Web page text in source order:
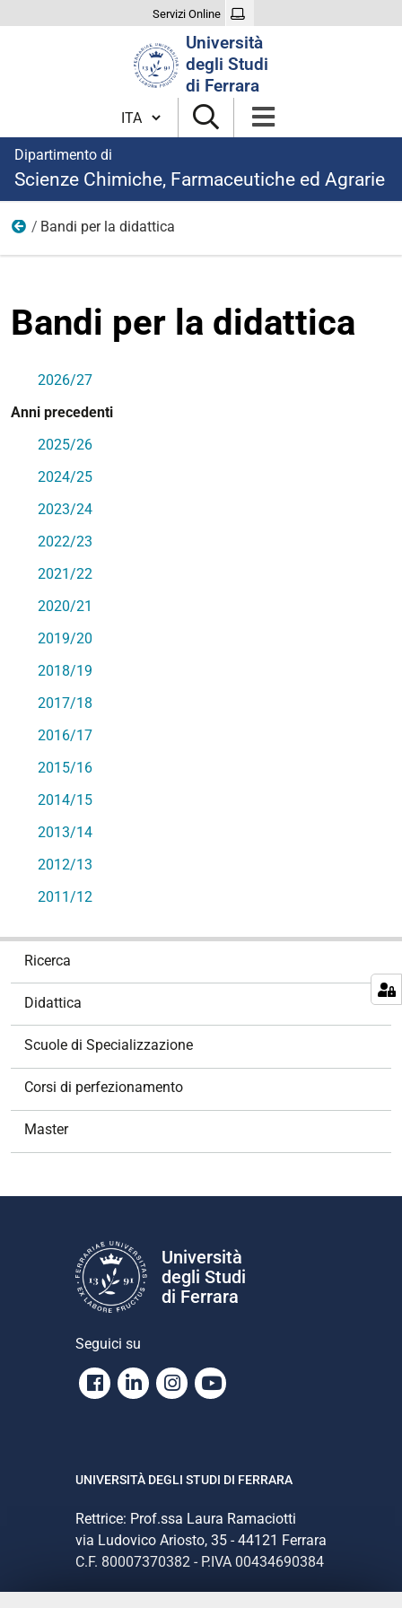
Servizi Online
Università
degli Studi
di Ferrara
Cambia lingua
Dipartimento di
Scienze Chimiche, Farmaceutiche ed Agrarie
Bandi per il conferimento di incarichi di insegnamento
Bandi per la didattica
Bandi per la didattica
2026/27
Anni precedenti
2025/26
2024/25
2023/24
2022/23
2021/22
2020/21
2019/20
2018/19
2017/18
2016/17
2015/16
2014/15
2013/14
2012/13
2011/12
Ricerca
Didattica
Scuole di Specializzazione
Corsi di perfezionamento
Master
Università
degli Studi
di Ferrara
Seguici su
Facebook
LinkedinInstagram
Youtube
UNIVERSITÀ DEGLI STUDI DI FERRARA
Rettrice: Prof.ssa Laura Ramaciotti
via Ludovico Ariosto, 35 - 44121 Ferrara
C.F. 80007370382 - P.IVA 00434690384